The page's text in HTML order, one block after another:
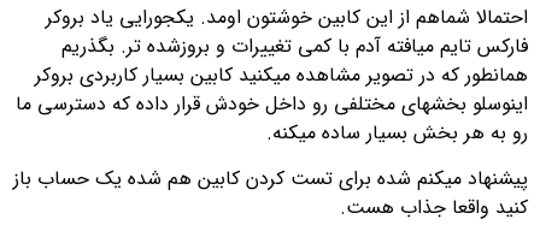
احتمالا شماهم از این کابین خوشتون اومد. یکجورایی یاد بروکر
فارکس تایم میافته آدم با کمی تغییرات و بروزشده تر. بگذریم
همانطور که در تصویر مشاهده میکنید کابین بسیار کاربردی بروکر
اینوسلو بخشهای مختلفی رو داخل خودش قرار داده که دسترسی ما
رو به هر بخش بسیار ساده میکنه.
پیشنهاد میکنم شده برای تست کردن کابین هم شده یک حساب باز
کنید واقعا جذاب هست.